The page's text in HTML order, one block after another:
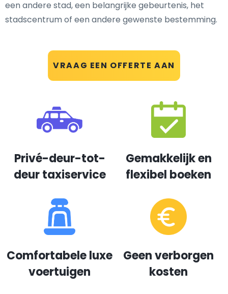
VRAAG EEN OFFERTE AAN
een andere stad, een belangrijke gebeurtenis, het
stadscentrum of een andere gewenste bestemming.
Privé-deur-tot-
deur taxiservice
Gemakkelijk en
flexibel boeken
Comfortabele luxe
voertuigen
Geen verborgen
kosten